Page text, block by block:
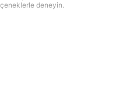
deneyin.